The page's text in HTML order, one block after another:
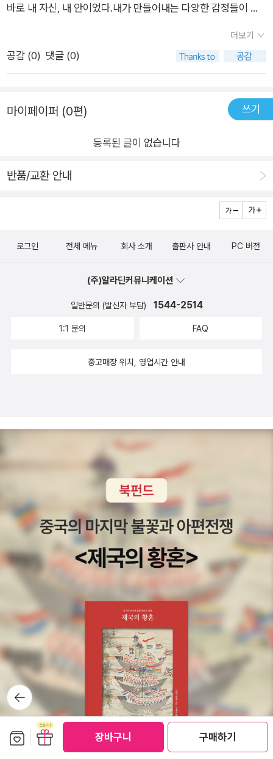
장바구니 구매하기
바로 내 자신, 내 안이었다.내가 만들어내는 다양한 감정들이 뒤
안에서 어떤 모습으로 존재할까 궁금했는데, 이 책에서 슬픔, 분
노, 불안, 감사, 기쁨, 만족감, 안도감, 희망 등 다양한 감정들을 시
각적으로 잘 표현하고 있다. 바쁜 일상 속에서, 가정에서의 힘듦
속에서 잊고 있었던 자신감, 자긍심과 같은 감정들...내 안의 감정
호텔 지배인이 열심히 다양한 감정들을 보살피고 있어 조절할 수
을 충분히 흘려보낼 수 있게, 분노에게는 가장 크고 다른 사람에
을 제공해 그 감정을 조절할 수 있도록 세심하게 보살피는 지배
인....내 안의 크고, 작은 크기로 다가오는 이 감정들이 잘 조절되
고 해소될 수 있도록 내 안의 감정 호텔을 잘 관리해야 될 것 같
더보기
공감 (0) 댓글 (0)
마이페이퍼 (0편) 쓰기
등록된 글이 없습니다
반품/교환 안내
뒤로가
기
로그인 전체 메뉴 회사 소개 출판사 안내 PC 버전
(주)알라딘커뮤니케이션
일반문의 (발신자 부담) 1544-2514
1:1 문의 FAQ
중고매장 위치, 영업시간 안내